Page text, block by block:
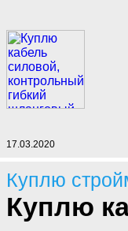
17.03.2020
Куплю
Куплю